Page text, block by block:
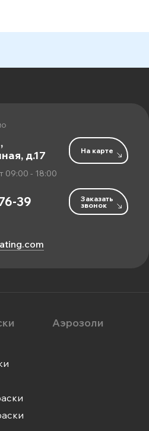
д.17
09:00 - 18:00
На карте
39 Заказать
звонок
Аэрозоли